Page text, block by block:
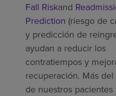
Fall Riskand
Prediction (riesgo de
y predicción de
ayudan a reducir los
contratiempos y
recuperación. Más del
de nuestros pacientes